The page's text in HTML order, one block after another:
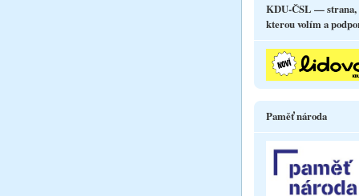
KDU-ČSL — strana,
kterou volím a
Paměť národa